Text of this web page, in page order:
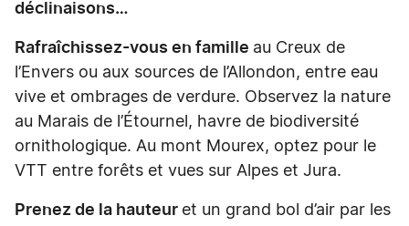
déclinaisons…
Rafraîchissez-vous en famille au Creux de
l’Envers ou aux sources de l’Allondon, entre eau
vive et ombrages de verdure. Observez la nature
au Marais de l’Étournel, havre de biodiversité
ornithologique. Au mont Mourex, optez pour le
VTT entre forêts et vues sur Alpes et Jura.
Prenez de la hauteur et un grand bol d’air par les